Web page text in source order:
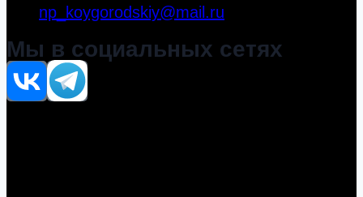
np_koygorodskiy@mail.ru
Мы в социальных сетях